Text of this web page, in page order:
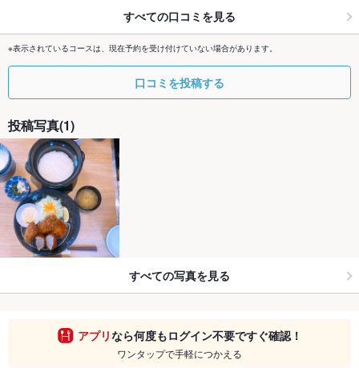
すべての口コミを見る
※表示されているコースは、現在予約を受け付けていない場合があります。
口コミを投稿する
投稿写真(1)
すべての写真を見る
アプリなら何度もログイン不要ですぐ確認！
ワンタップで手軽につかえる